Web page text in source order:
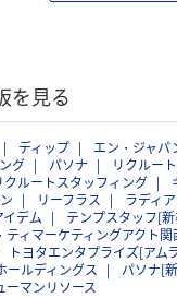
を見る
ディップ
エン・ジャパ
グ パソナ
リクルー
クルートスタッフィング
リーフラス
ラディ
イデム
テンプスタッフ[
ティマーケティングアクト関
トヨタエンタプライズ[アム
ールディングス
パソナ[
ーマンリソース